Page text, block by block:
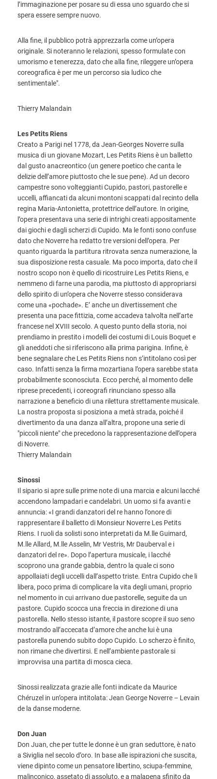
l’immaginazione per posare su di essa uno sguardo che si
spera essere sempre nuovo.
Alla fine, il pubblico potrà apprezzarla come un’opera
originale. Si noteranno le relazioni, spesso formulate con
umorismo e tenerezza, dato che alla fine, rileggere un’opera
coreografica è per me un percorso sia ludico che
sentimentale".
Thierry Malandain
Les Petits Riens
Creato a Parigi nel 1778, da Jean-Georges Noverre sulla
musica di un giovane Mozart, Les Petits Riens è un balletto
dal gusto anacreontico (un genere poetico che canta le
delizie dell’amore piuttosto che le sue pene). Ad un decoro
campestre sono volteggianti Cupido, pastori, pastorelle e
uccelli, affiancati da alcuni montoni scappati dal recinto della
regina Maria-Antonietta, protettrice dell’autore. In origine,
l’opera presentava una serie di intrighi creati appositamente
dai giochi e dagli scherzi di Cupido. Ma le fonti sono confuse
dato che Noverre ha redatto tre versioni dell’opera. Per
quanto riguarda la partitura ritrovata senza numerazione, la
sua disposizione resta casuale. Ma poco importa, dato che il
nostro scopo non è quello di ricostruire Les Petits Riens, e
nemmeno di farne una parodia, ma piuttosto di appropriarsi
dello spirito di un’opera che Noverre stesso considerava
come una «pochade». E’ anche un divertissement che
presenta una pace fittizia, come accadeva talvolta nell’arte
francese nel XVIII secolo. A questo punto della storia, noi
prendiamo in prestito i modelli dei costumi di Louis Boquet e
gli aneddoti che si riferiscono alla prima parigina. Infine, è
bene segnalare che Les Petits Riens non s’intitolano così per
caso. Infatti senza la firma mozartiana l’opera sarebbe stata
probabilmente sconosciuta. Ecco perché, al momento delle
riprese precedenti, i coreografi rinunciano spesso alla
narrazione a beneficio di una rilettura strettamente musicale.
La nostra proposta si posiziona a metà strada, poiché il
divertimento da una danza all’altra, propone una serie di
"piccoli niente" che precedono la rappresentazione dell’opera
di Noverre.
Thierry Malandain
Sinossi
Il sipario si apre sulle prime note di una marcia e alcuni lacché
accendono lampadari e candelabri. Un uomo si fa avanti e
annuncia: «I grandi danzatori del re hanno l’onore di
rappresentare il balletto di Monsieur Noverre Les Petits
Riens. I ruoli da solisti sono interpretati da M.lle Guimard,
M.lle Allard, M.lle Asselin, Mr Vestris, Mr Dauberval e i
danzatori del re». Dopo l’apertura musicale, i lacché
scoprono una grande gabbia, dentro la quale ci sono
appollaiati degli uccelli dall’aspetto triste. Entra Cupido che li
libera, poco prima di complicare la vita degli umani, proprio
nel momento in cui arrivano due pastorelle, seguite da un
pastore. Cupido scocca una freccia in direzione di una
pastorella. Nello stesso istante, il pastore scopre il suo seno
mostrando all’accecata d’amore che anche lui è una
pastorella punendo subito dopo Cupido. Lo scherzo è finito,
non rimane che divertirsi. E nell’ambiente pastorale si
improvvisa una partita di mosca cieca.
Sinossi realizzata grazie alle fonti indicate da Maurice
Chéruzel in un’opera intitolata: Jean George Noverre – Levain
de la danse moderne.
Don Juan
Don Juan, che per tutte le donne è un gran seduttore, è nato
a Siviglia nel secolo d’oro. In base alle ispirazioni che suscita,
viene dipinto come un pensatore libertino, sciupa-femmine,
malinconico, assetato di assoluto, e a malapena sfinito da